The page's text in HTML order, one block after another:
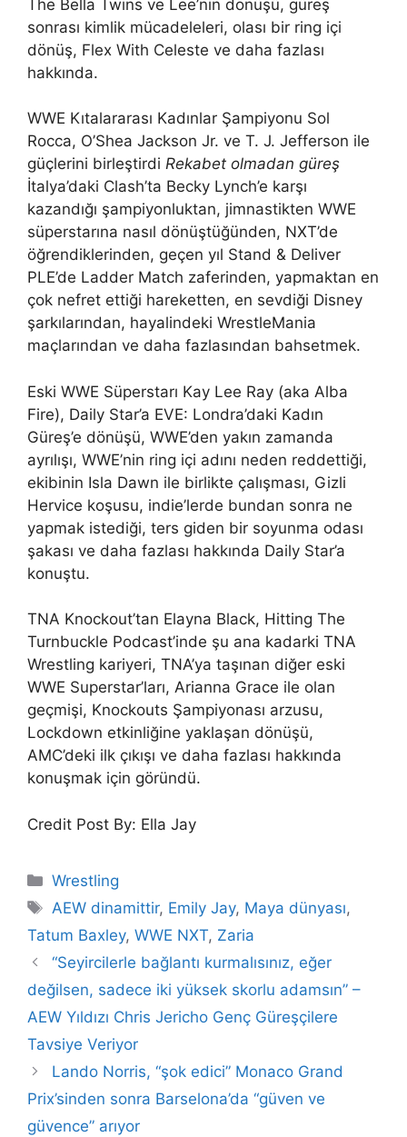
The Bella Twins ve Lee’nin dönüşü, güreş
sonrası kimlik mücadeleleri, olası bir ring içi
dönüş, Flex With Celeste ve daha fazlası
hakkında.
WWE Kıtalararası Kadınlar Şampiyonu Sol
Rocca, O’Shea Jackson Jr. ve T. J. Jefferson ile
güçlerini birleştirdi Rekabet olmadan güreş
İtalya’daki Clash’ta Becky Lynch’e karşı
kazandığı şampiyonluktan, jimnastikten WWE
süperstarına nasıl dönüştüğünden, NXT’de
öğrendiklerinden, geçen yıl Stand & Deliver
PLE’de Ladder Match zaferinden, yapmaktan en
çok nefret ettiği hareketten, en sevdiği Disney
şarkılarından, hayalindeki WrestleMania
maçlarından ve daha fazlasından bahsetmek.
Eski WWE Süperstarı Kay Lee Ray (aka Alba
Fire), Daily Star’a EVE: Londra’daki Kadın
Güreş’e dönüşü, WWE’den yakın zamanda
ayrılışı, WWE’nin ring içi adını neden reddettiği,
ekibinin Isla Dawn ile birlikte çalışması, Gizli
Hervice koşusu, indie’lerde bundan sonra ne
yapmak istediği, ters giden bir soyunma odası
şakası ve daha fazlası hakkında Daily Star’a
konuştu.
TNA Knockout’tan Elayna Black, Hitting The
Turnbuckle Podcast’inde şu ana kadarki TNA
Wrestling kariyeri, TNA’ya taşınan diğer eski
WWE Superstar’ları, Arianna Grace ile olan
geçmişi, Knockouts Şampiyonası arzusu,
Lockdown etkinliğine yaklaşan dönüşü,
AMC’deki ilk çıkışı ve daha fazlası hakkında
konuşmak için göründü.
Credit Post By: Ella Jay
Categories
Wrestling
Tags
AEW dinamittir, Emily Jay, Maya dünyası,
Tatum Baxley, WWE NXT, Zaria
“Seyircilerle bağlantı kurmalısınız, eğer
değilsen, sadece iki yüksek skorlu adamsın” –
AEW Yıldızı Chris Jericho Genç Güreşçilere
Tavsiye Veriyor
Lando Norris, “şok edici” Monaco Grand
Prix’sinden sonra Barselona’da “güven ve
güvence” arıyor